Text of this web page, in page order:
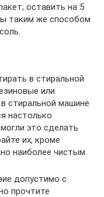
оставить на 5
таким же способом
в стиральной
или
стиральной машине
настолько
это сделать
их, кроме
наиболее чистым.
допустимо с
прочтите